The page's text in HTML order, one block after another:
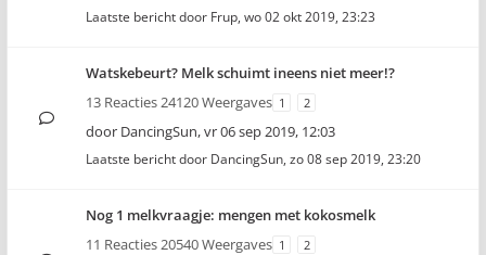
Laatste bericht door Frup, wo 02 okt 2019, 23:23
Watskebeurt? Melk schuimt ineens niet meer!?
13 Reacties 24120 Weergaves 1 2
door DancingSun,vr 06 sep 2019, 12:03
Laatste bericht door DancingSun, zo 08 sep 2019, 23:20
Nog 1 melkvraagje: mengen met kokosmelk
11 Reacties 20540 Weergaves 1 2